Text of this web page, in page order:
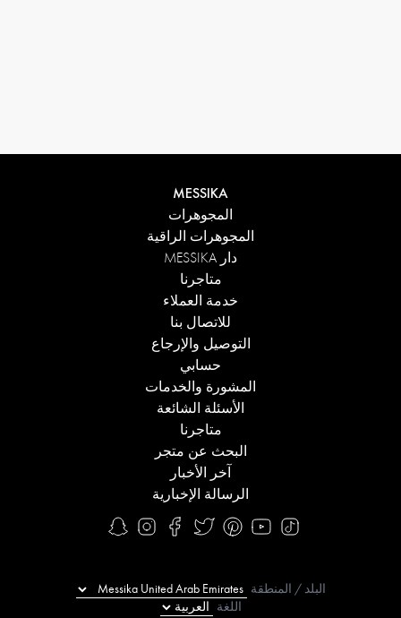
MESSIKA
المجوهرات
المجوهرات الراقية
دار MESSIKA
متاجرنا
خدمة العملاء
للاتصال بنا
التوصيل والإرجاع
حسابي
المشورة والخدمات
الأسئلة الشائعة
متاجرنا
البحث عن متجر
آخر الأخبار
الرسالة الإخبارية
البلد / المنطقة
اللغة